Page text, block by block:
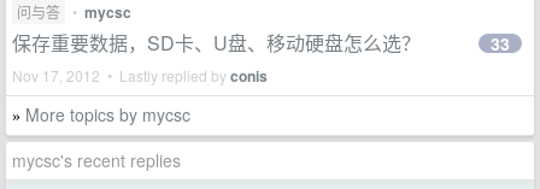
问与答 • mycsc
保存重要数据，SD卡、U盘、移动硬盘怎么选？
Nov 17, 2012 • Lastly replied byconis
33
» More topics by mycsc
mycsc's recent replies